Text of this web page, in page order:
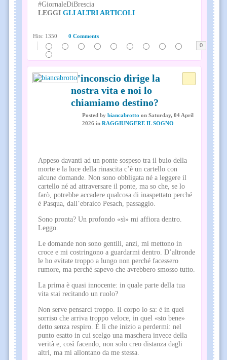
#GiornaleDiBrescia
LEGGI GLI ALTRI ARTICOLI
0 Comments
Hits: 1350
0
L'inconscio dirige la
nostra vita e noi lo
chiamiamo destino?
Posted by biancabrotto on Saturday, 04 April
2026 in RAGGIUNGERE IL SOGNO
Appeso davanti ad un ponte sospeso tra il buio della
morte e la luce della rinascita c’è un cartello con
alcune domande. Non sono obbligata né a leggere il
cartello né ad attraversare il ponte, ma so che, se lo
farò, potrebbe accadere qualcosa di inaspettato perché
è Pasqua, dall’ebraico Pesach, passaggio.
Sono pronta? Un profondo «sì» mi affiora dentro.
Leggo.
Le domande non sono gentili, anzi, mi mettono in
croce e mi costringono a guardarmi dentro. D’altronde
le ho evitate troppo a lungo non perché facessero
rumore, ma perché sapevo che avrebbero smosso tutto.
La prima è quasi innocente: in quale parte della tua
vita stai recitando un ruolo?
Non serve pensarci troppo. Il corpo lo sa: è in quel
sorriso che arriva troppo veloce, in quel «sto bene»
detto senza respiro. È lì che inizio a perdermi: nel
punto esatto in cui scelgo una maschera invece della
verità e, così facendo, non solo creo distanza dagli
altri, ma mi allontano da me stessa.